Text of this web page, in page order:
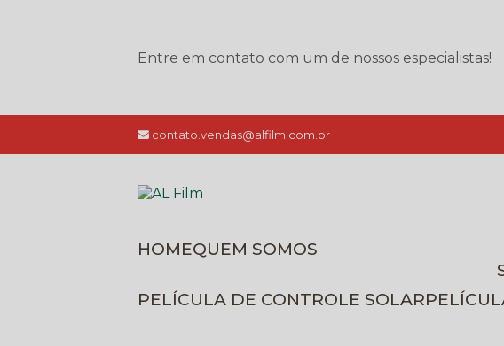
Entre em contato com um de nossos especialistas!
contato.vendas@alfilm.com.br
HOME
QUEM SOMOS
PELÍCULA DE CONTROLE SOLAR